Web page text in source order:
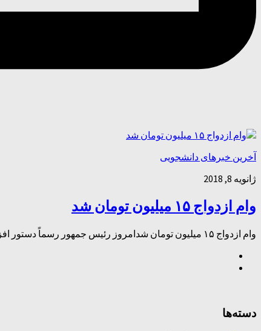
آخرین خبرهای دانشجویی
ژانویه 8, 2018
وام ازدواج ۱۵ میلیون تومان شد
وام ازدواج ۱۵ میلیون تومان شدامروز رئیس جمهور رسماً دستور افزایش وام ازدواج را صادر کرد. وام ازدواج ۱۵ میلیون تومان شد امروز رئیس جمهور رسماً دستور افزایش وام ازدواج را صادر کرد.وام ازدواج...
دسته‌ها